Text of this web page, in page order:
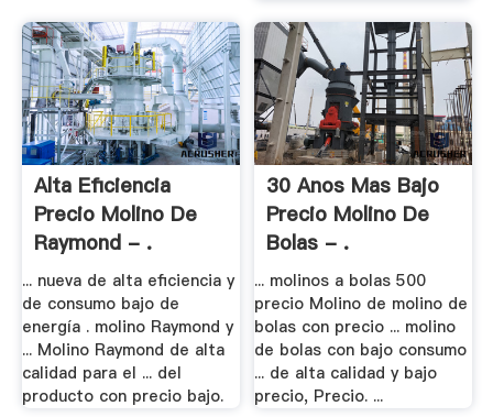
Alta Eficiencia
Precio Molino De
Raymond - .
... nueva de alta eficiencia y
de consumo bajo de
energía . molino Raymond y
... Molino Raymond de alta
calidad para el ... del
producto con precio bajo.
30 Anos Mas Bajo
Precio Molino De
Bolas - .
... molinos a bolas 500
precio Molino de molino de
bolas con precio ... molino
de bolas con bajo consumo
... de alta calidad y bajo
precio, Precio. ...